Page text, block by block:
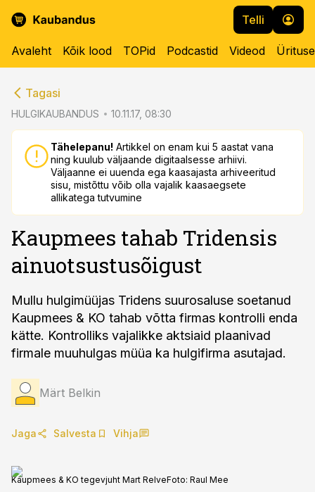
Telli
Avaleht Kõik lood TOPid Podcastid Videod
Tagasi
HULGIKAUBANDUS 10.11.17, 08:30
Tähelepanu! Artikkel on enam kui 5 aastat vana
ning kuulub väljaande digitaalsesse arhiivi.
Väljaanne ei uuenda ega kaasajasta arhiveeritud
sisu, mistõttu võib olla vajalik kaasaegsete
allikatega tutvumine
Kaupmees tahab Tridensis
ainuotsustusõigust
Mullu hulgimüüjas Tridens suurosaluse soetanud
Kaupmees & KO tahab võtta firmas kontrolli enda
kätte. Kontrolliks vajalikke aktsiaid plaanivad
firmale muuhulgas müüa ka hulgifirma asutajad.
Märt Belkin
Jaga Salvesta Vihja
Kaupmees & KO tegevjuht Mart RelveFoto: Raul Mee